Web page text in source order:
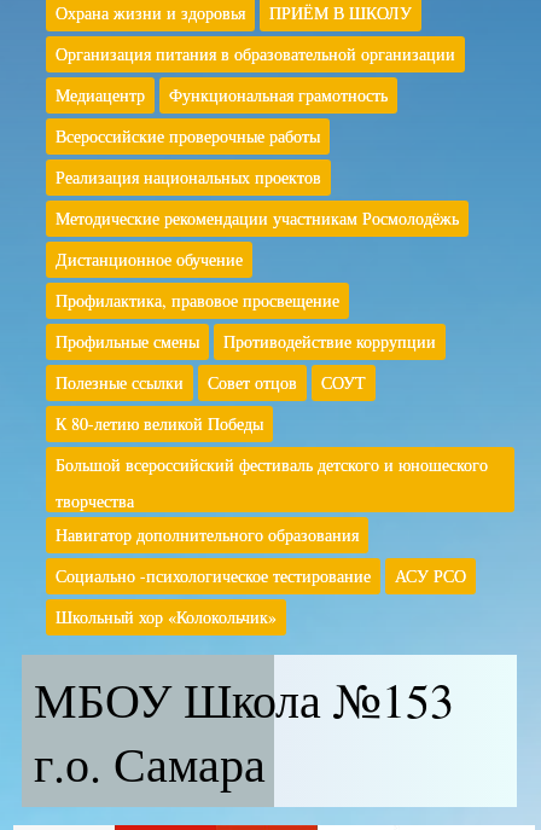
Охрана жизни и здоровья
ПРИЁМ В ШКОЛУ
Организация питания в образовательной организации
Медиацентр
Функциональная грамотность
Всероссийские проверочные работы
Реализация национальных проектов
Методические рекомендации участникам Росмолодёжь
Дистанционное обучение
Профилактика, правовое просвещение
Профильные смены
Противодействие коррупции
Полезные ссылки
Совет отцов
СОУТ
К 80-летию великой Победы
Большой всероссийский фестиваль детского и юношеского
творчества
Навигатор дополнительного образования
Социально -психологическое тестирование
АСУ РСО
Школьный хор «Колокольчик»
МБОУ Школа №153
г.о. Самара